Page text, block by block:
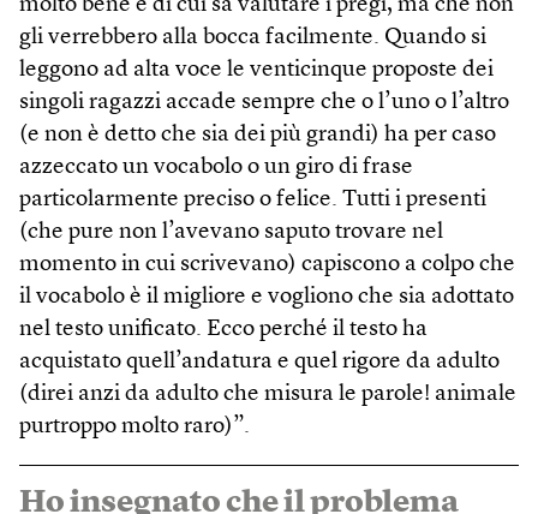
molto bene e di cui sa valutare i pregi, ma che non
gli verrebbero alla bocca facilmente. Quando si
leggono ad alta voce le venticinque proposte dei
singoli ragazzi accade sempre che o l’uno o l’altro
(e non è detto che sia dei più grandi) ha per caso
azzeccato un vocabolo o un giro di frase
particolarmente preciso o felice. Tutti i presenti
(che pure non l’avevano saputo trovare nel
momento in cui scrivevano) capiscono a colpo che
il vocabolo è il migliore e vogliono che sia adottato
nel testo unificato. Ecco perché il testo ha
acquistato quell’andatura e quel rigore da adulto
(direi anzi da adulto che misura le parole! animale
purtroppo molto raro)”.
Ho insegnato che il problema